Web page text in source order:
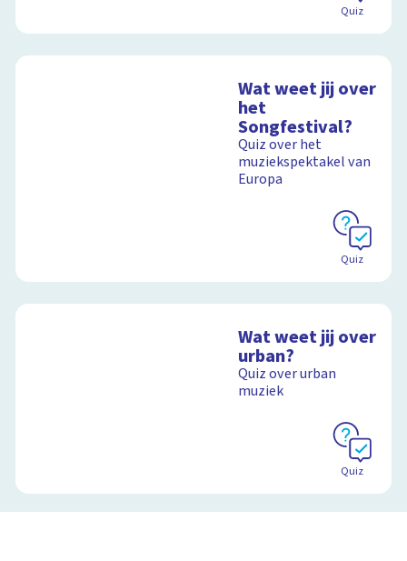
Quiz
Wat weet jij over
het
Songfestival?
Quiz over het
muziekspektakel van
Europa
Quiz
Wat weet jij over
urban?
Quiz over urban
muziek
Quiz